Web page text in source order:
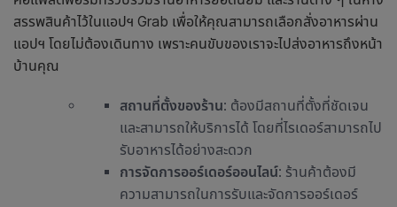
สรรพสินค้าไว้ในแอปฯ Grab เพื่อให้คุณสามารถเลือกสั่งอาหารผ่าน
แอปฯ โดยไม่ต้องเดินทาง เพราะคนขับของเราจะไปส่งอาหารถึงหน้า
บ้านคุณ
สถานที่ตั้งของร้าน: ต้องมีสถานที่ตั้งที่ชัดเจน
และสามารถให้บริการได้ โดยที่ไรเดอร์สามารถไป
รับอาหารได้อย่างสะดวก
การจัดการออร์เดอร์ออนไลน์: ร้านค้าต้องมี
ความสามารถในการรับและจัดการออร์เดอร์